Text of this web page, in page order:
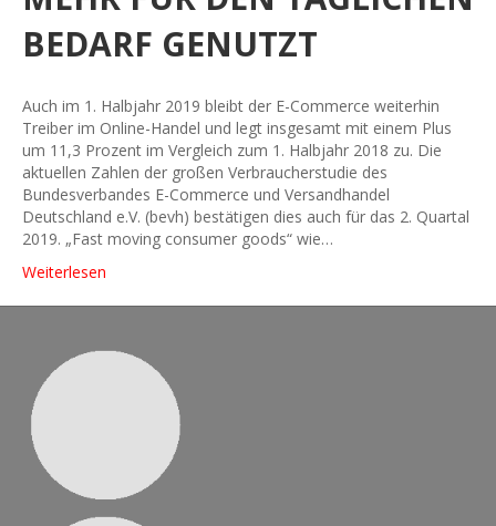
BEDARF GENUTZT
Auch im 1. Halbjahr 2019 bleibt der E-Commerce weiterhin
Treiber im Online-Handel und legt insgesamt mit einem Plus
um 11,3 Prozent im Vergleich zum 1. Halbjahr 2018 zu. Die
aktuellen Zahlen der großen Verbraucherstudie des
Bundesverbandes E-Commerce und Versandhandel
Deutschland e.V. (bevh) bestätigen dies auch für das 2. Quartal
2019. „Fast moving consumer goods“ wie…
Weiterlesen